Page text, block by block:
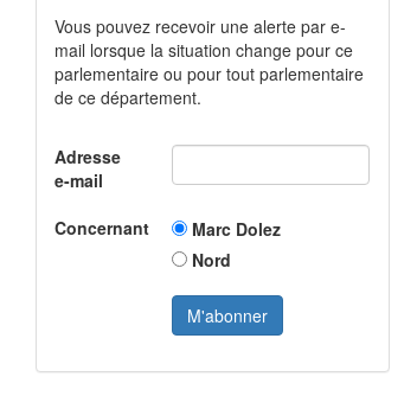
Vous pouvez recevoir une alerte par e-
mail lorsque la situation change pour ce
parlementaire ou pour tout parlementaire
de ce département.
Adresse
e-mail
Concernant
Marc Dolez
Nord